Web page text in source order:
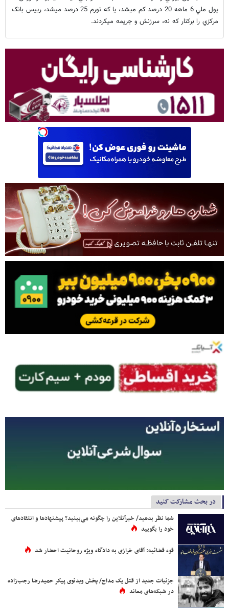
پول ملي 6 ماهه 20 درصد کم ميشد، يا که تورم 25 درصد ميشد، رييس بانک
مرکزي را برکنار که نه، سرزنش و جريمه ميکردند.
در بحث مشارکت کنید
شما نظر بدهید/ خبرآنلاین را چگونه می‌بینید؟ پیشنهادها و انتقادهای
خود را بگویید
قوه قضائیه: آقای خرازی به دادگاه ویژه روحانیت احضار شد
جزئیات جدید از قتل یک مداح/ پخش ویدئوی پیکر حمیدرضا رجب‌زاده
در شبکه‌های معاند